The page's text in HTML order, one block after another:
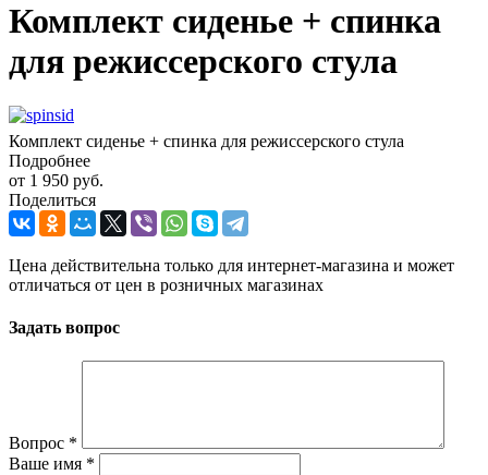
Комплект сиденье + спинка
для режиссерского стула
Комплект сиденье + спинка для режиссерского стула
Подробнее
от 1 950 руб.
Поделиться
Цена действительна только для интернет-магазина и может
отличаться от цен в розничных магазинах
Задать вопрос
Вопрос *
Ваше имя *